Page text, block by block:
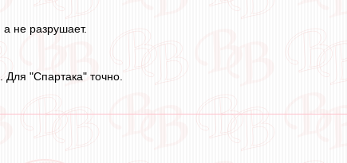
не разрушает.
"Спартака" точно.